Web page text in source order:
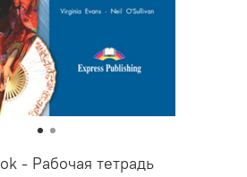
- Рабочая тетрадь